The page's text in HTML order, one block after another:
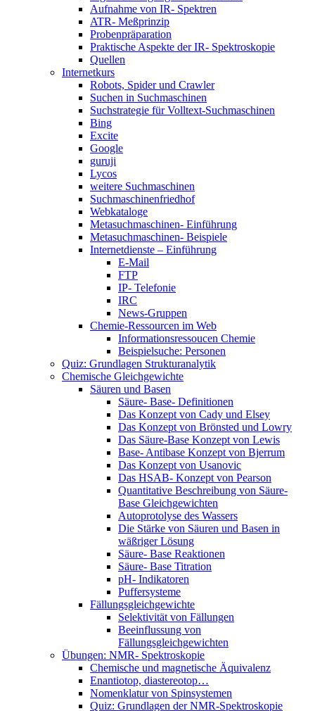
Aufnahme von IR- Spektren
ATR- Meßprinzip
Probenpräparation
Praktische Aspekte der IR- Spektroskopie
Quellen
Internetkurs
Robots, Spider und Crawler
Suchen in Suchmaschinen
Suchstrategie für Volltext-Suchmaschinen
Bing
Excite
Google
guruji
Lycos
weitere Suchmaschinen
Suchmaschinenfriedhof
Webkataloge
Metasuchmaschinen- Einführung
Metasuchmaschinen- Beispiele
Internetdienste – Einführung
E-Mail
FTP
IP- Telefonie
IRC
News-Gruppen
Chemie-Ressourcen im Web
Informationsressoucen Chemie
Beispielsuche: Personen
Quiz: Grundlagen Strukturanalytik
Chemische Gleichgewichte
Säuren und Basen
Säure- Base- Definitionen
Das Konzept von Cady und Elsey
Das Konzept von Brönsted und Lowry
Das Säure-Base Konzept von Lewis
Base- Antibase Konzept von Bjerrum
Das Konzept von Usanovic
Das HSAB- Konzept von Pearson
Quantitative Beschreibung von Säure-
Base Gleichgewichten
Autoprotolyse des Wassers
Die Stärke von Säuren und Basen in
wäßriger Lösung
Säure- Base Reaktionen
Säure- Base Titration
pH- Indikatoren
Puffersysteme
Fällungsgleichgewichte
Selektivität von Fällungen
Beeinflussung von
Fällungsgleichgewichten
Übungen: NMR- Spektroskopie
Chemische und magnetische Äquivalenz
Enantiotop, diastereotop…
Nomenklatur von Spinsystemen
Quiz: Grundlagen der NMR-Spektroskopie